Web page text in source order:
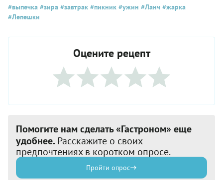
#выпечка #зира #завтрак #пикник #ужин #Ланч #жарка
#Лепешки
Оцените рецепт
Помогите нам сделать «Гастроном» еще
удобнее. Расскажите о своих
предпочтениях в коротком опросе.
Пройти опрос